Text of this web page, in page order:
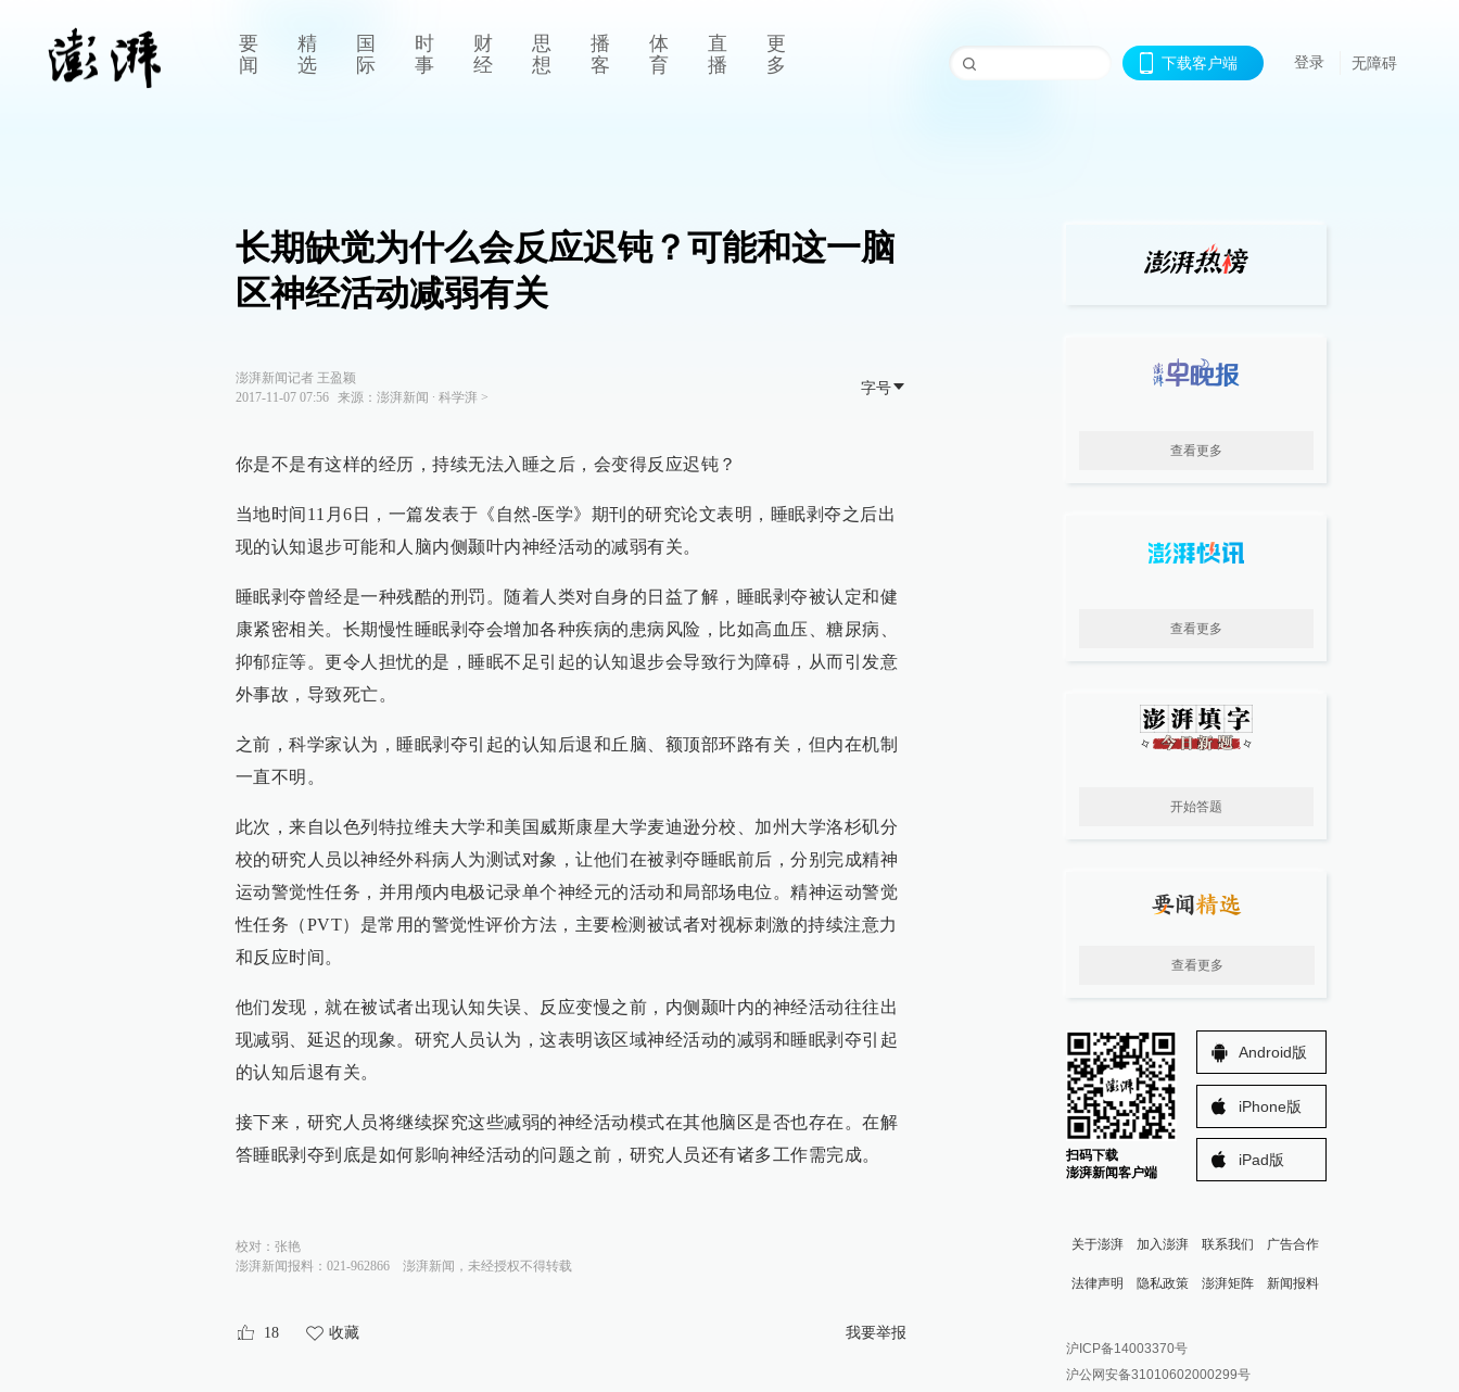
要
闻
精
选
国
际
时
事
财
经
思
想
播
客
体
育
直
播
更
多
下载客户端 登录 无障碍
长期缺觉为什么会反应迟钝？可能和这一脑
区神经活动减弱有关
澎湃新闻记者 王盈颖
2017-11-07 07:56
来源： 澎湃新闻 ∙ 科学湃 >
字号
你是不是有这样的经历，持续无法入睡之后，会变得反应迟钝？
当地时间11月6日，一篇发表于《自然-医学》期刊的研究论文表明，睡眠剥夺之后出
现的认知退步可能和人脑内侧颞叶内神经活动的减弱有关。
睡眠剥夺曾经是一种残酷的刑罚。随着人类对自身的日益了解，睡眠剥夺被认定和健
康紧密相关。长期慢性睡眠剥夺会增加各种疾病的患病风险，比如高血压、糖尿病、
抑郁症等。更令人担忧的是，睡眠不足引起的认知退步会导致行为障碍，从而引发意
外事故，导致死亡。
之前，科学家认为，睡眠剥夺引起的认知后退和丘脑、额顶部环路有关，但内在机制
一直不明。
此次，来自以色列特拉维夫大学和美国威斯康星大学麦迪逊分校、加州大学洛杉矶分
校的研究人员以神经外科病人为测试对象，让他们在被剥夺睡眠前后，分别完成精神
运动警觉性任务，并用颅内电极记录单个神经元的活动和局部场电位。精神运动警觉
性任务（PVT）是常用的警觉性评价方法，主要检测被试者对视标刺激的持续注意力
和反应时间。
他们发现，就在被试者出现认知失误、反应变慢之前，内侧颞叶内的神经活动往往出
现减弱、延迟的现象。研究人员认为，这表明该区域神经活动的减弱和睡眠剥夺引起
的认知后退有关。
接下来，研究人员将继续探究这些减弱的神经活动模式在其他脑区是否也存在。在解
答睡眠剥夺到底是如何影响神经活动的问题之前，研究人员还有诸多工作需完成。
校对： 张艳
澎湃新闻报料：021-962866
澎湃新闻，未经授权不得转载
18 收藏 我要举报
查看更多
查看更多
开始答题
查看更多
扫码下载
澎湃新闻客户端
Android版
iPhone版
iPad版
关于澎湃 加入澎湃 联系我们 广告合作
法律声明 隐私政策 澎湃矩阵
澎湃新闻公众号
澎湃新闻抖音号
新闻报料
报料邮箱: news@thepaper.cn
沪ICP备14003370号
沪公网安备31010602000299号